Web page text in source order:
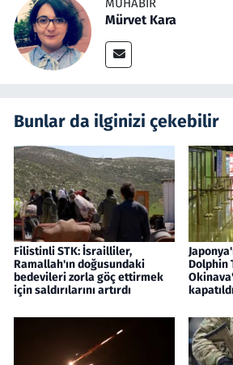
MUHABIR
Mürvet Kara
Bunlar da ilginizi çekebilir
Filistinli STK: İsrailliler,
Ramallah'ın doğusundaki
bedevileri zorla göç ettirmek
için saldırılarını artırdı
Dolphin
kapatıldı